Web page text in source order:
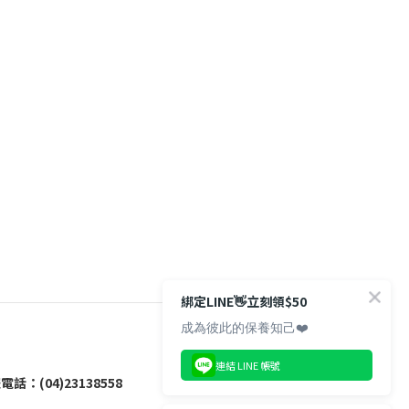
話：(04)23138558
綁定LINE👋立刻領$50
成為彼此的保養知己❤️
連結 LINE 帳號